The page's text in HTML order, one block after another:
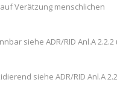
Verätzung menschlichen
siehe ADR/RID Anl.A 2.2.2
siehe ADR/RID Anl.A